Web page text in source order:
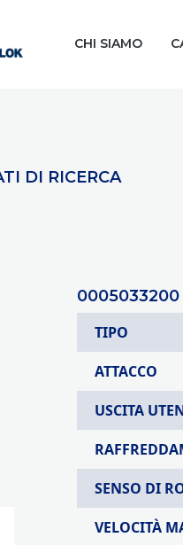
CHI SIAMO
DI RICERCA
0005033200
TIPO
ATTACCO
USCITA
SENSO DI
VELOCITÀ